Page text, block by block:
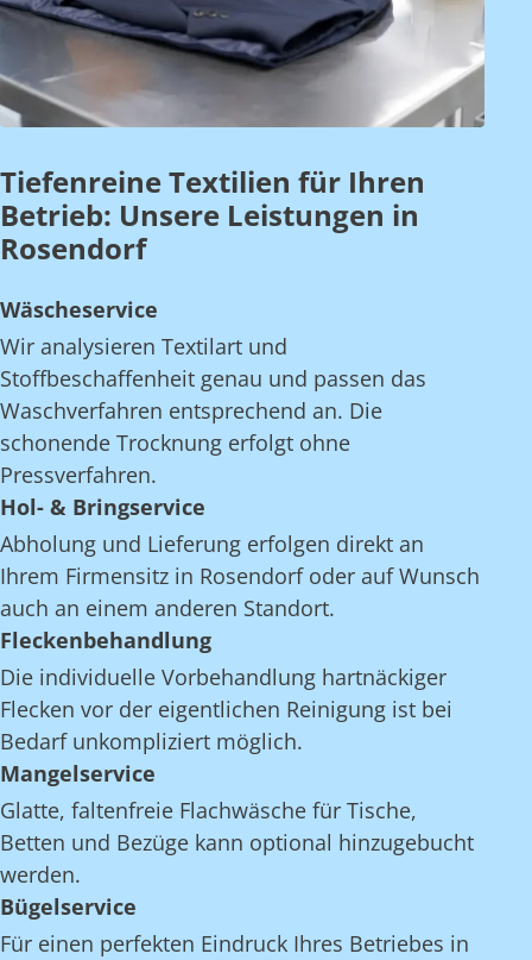
Tiefenreine Textilien für Ihren
Betrieb: Unsere Leistungen in
Rosendorf
Wäscheservice
Wir analysieren Textilart und
Stoffbeschaffenheit genau und passen das
Waschverfahren entsprechend an. Die
schonende Trocknung erfolgt ohne
Pressverfahren.
Hol- & Bringservice
Abholung und Lieferung erfolgen direkt an
Ihrem Firmensitz in Rosendorf oder auf Wunsch
auch an einem anderen Standort.
Fleckenbehandlung
Die individuelle Vorbehandlung hartnäckiger
Flecken vor der eigentlichen Reinigung ist bei
Bedarf unkompliziert möglich.
Mangelservice
Glatte, faltenfreie Flachwäsche für Tische,
Betten und Bezüge kann optional hinzugebucht
werden.
Bügelservice
Für einen perfekten Eindruck Ihres Betriebes in